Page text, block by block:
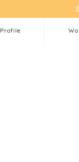
Profile